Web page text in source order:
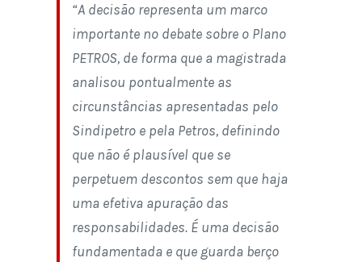
“A decisão representa um marco
importante no debate sobre o Plano
PETROS, de forma que a magistrada
analisou pontualmente as
circunstâncias apresentadas pelo
Sindipetro e pela Petros, definindo
que não é plausível que se
perpetuem descontos sem que haja
uma efetiva apuração das
responsabilidades. É uma decisão
fundamentada e que guarda berço